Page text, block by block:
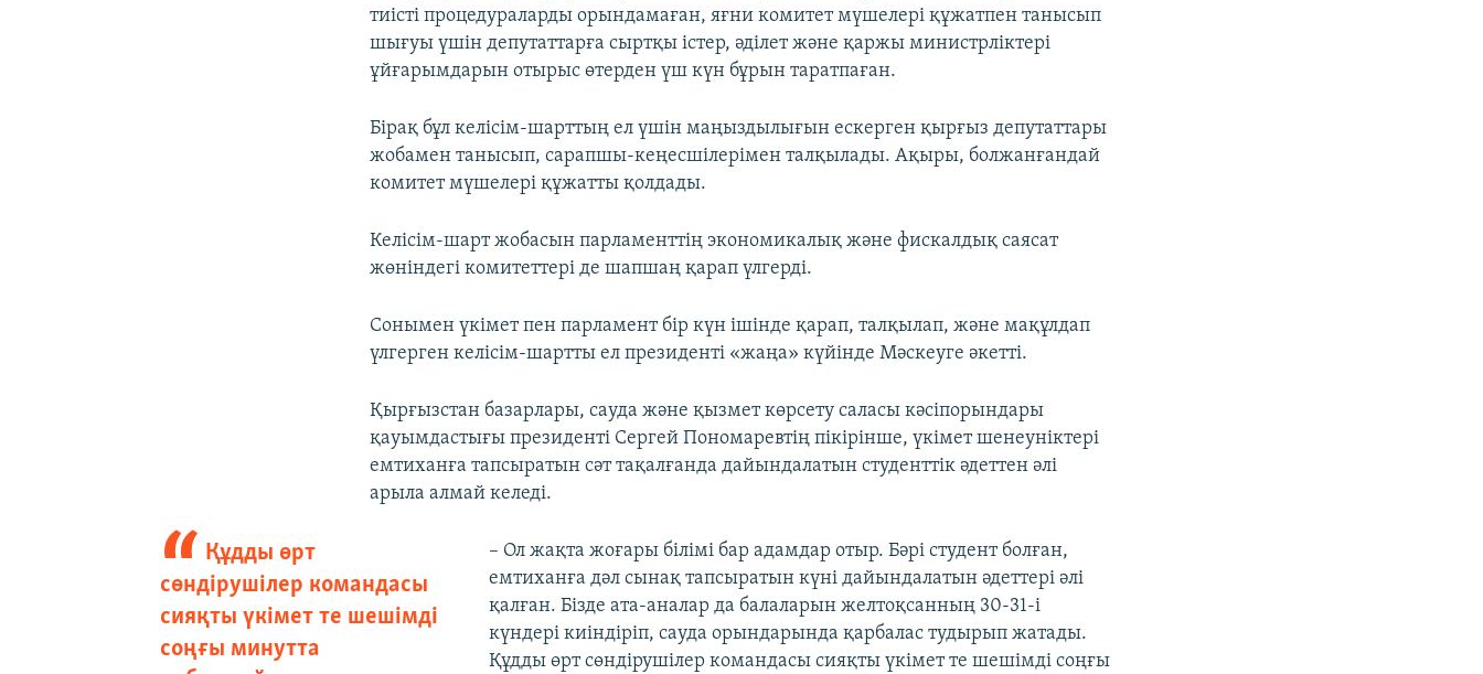
тиісті процедураларды орындамаған, яғни комитет мүшелері құжатпен танысып
шығуы үшін депутаттарға сыртқы істер, әділет және қаржы министрліктері
ұйғарымдарын отырыс өтерден үш күн бұрын таратпаған.
Бірақ бұл келісім-шарттың ел үшін маңыздылығын ескерген қырғыз депутаттары
жобамен танысып, сарапшы-кеңесшілерімен талқылады. Ақыры, болжанғандай
комитет мүшелері құжатты қолдады.
Келісім-шарт жобасын парламенттің экономикалық және фискалдық саясат
жөніндегі комитеттері де шапшаң қарап үлгерді.
Сонымен үкімет пен парламент бір күн ішінде қарап, талқылап, және мақұлдап
үлгерген келісім-шартты ел президенті «жаңа» күйінде Мәскеуге әкетті.
Қырғызстан базарлары, сауда және қызмет көрсету саласы кәсіпорындары
қауымдастығы президенті Сергей Пономаревтің пікірінше, үкімет шенеуніктері
емтиханға тапсыратын сәт тақалғанда дайындалатын студенттік әдеттен әлі
арыла алмай келеді.
Құдды өрт
сөндірушілер командасы
сияқты үкімет те шешімді
соңғы минутта
– Ол жақта жоғары білімі бар адамдар отыр. Бәрі студент болған,
емтиханға дәл сынақ тапсыратын күні дайындалатын әдеттері әлі
қалған. Бізде ата-аналар да балаларын желтоқсанның 30-31-і
күндері киіндіріп, сауда орындарында қарбалас тудырып жатады.
Құдды өрт сөндірушілер командасы сияқты үкімет те шешімді соңғы